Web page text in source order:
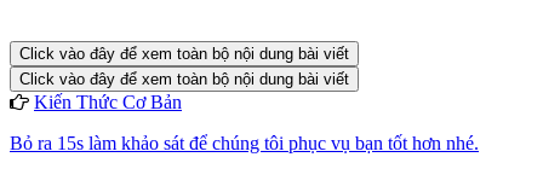
Click vào đây để xem toàn bộ nội dung bài viết
Click vào đây để xem toàn bộ nội dung bài viết
Kiến Thức Cơ Bản
Bỏ ra 15s làm khảo sát để chúng tôi phục vụ bạn tốt hơn nhé.